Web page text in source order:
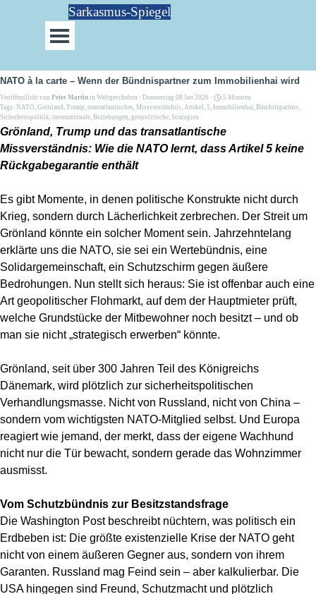
Direkt zum SeiteninhaltSarkasmus-Spiegel
Menü überspringen
NATO à la carte – Wenn der Bündnispartner zum Immobilienhai wird
Veröffentlicht von Peter Martin in Weltgeschehen · Donnerstag 08 Jan 2026 ·
5 Minuten
Tags: NATO, Grönland , Trump, transatlantisches, Missverständnis, Artikel , 5, Immobilienhai, Bündnispartner,
Sicherheitspolitik, internationale, Beziehungen, geopolitische, Strategien
Grönland, Trump und das transatlantische
Missverständnis: Wie die NATO lernt, dass Artikel 5 keine
Rückgabegarantie enthält
Es gibt Momente, in denen politische Konstrukte nicht durch
Krieg, sondern durch Lächerlichkeit zerbrechen. Der Streit um
Grönland könnte ein solcher Moment sein. Jahrzehntelang
erklärte uns die NATO, sie sei ein Wertebündnis, eine
Solidargemeinschaft, ein Schutzschirm gegen äußere
Bedrohungen. Nun stellt sich heraus: Sie ist offenbar auch eine
Art geopolitischer Flohmarkt, auf dem der Hauptmieter prüft,
welche Grundstücke der Mitbewohner noch besitzt – und ob
man sie nicht „strategisch erwerben“ könnte.
Grönland, seit über 300 Jahren Teil des Königreichs
Dänemark, wird plötzlich zur sicherheitspolitischen
Verhandlungsmasse. Nicht von Russland, nicht von China –
sondern vom wichtigsten NATO-Mitglied selbst. Und Europa
reagiert wie jemand, der merkt, dass der eigene Wachhund
nicht nur die Tür bewacht, sondern gerade das Wohnzimmer
ausmisst.
Vom Schutzbündnis zur Besitzstandsfrage
Die Washington Post beschreibt nüchtern, was politisch ein
Erdbeben ist: Die größte existenzielle Krise der NATO geht
nicht von einem äußeren Gegner aus, sondern von ihrem
Garanten. Russland mag Feind sein – aber kalkulierbar. Die
USA hingegen sind Freund, Schutzmacht und plötzlich